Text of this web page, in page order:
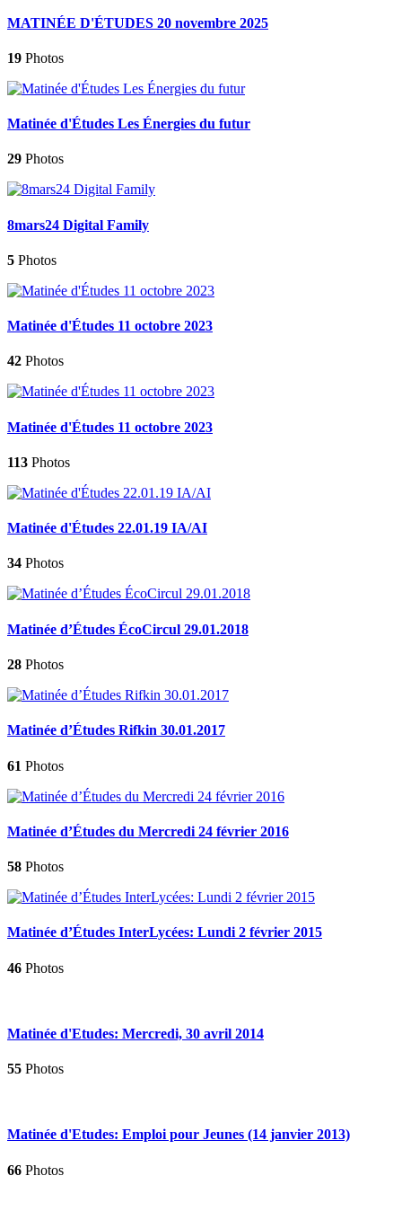
MATINÉE D'ÉTUDES 20 novembre 2025
19 Photos
Matinée d'Études Les Énergies du futur
29 Photos
8mars24 Digital Family
5 Photos
Matinée d'Études 11 octobre 2023
42 Photos
Matinée d'Études 11 octobre 2023
113 Photos
Matinée d'Études 22.01.19 IA/AI
34 Photos
Matinée d’Études ÉcoCircul 29.01.2018
28 Photos
Matinée d’Études Rifkin 30.01.2017
61 Photos
Matinée d’Études du Mercredi 24 février 2016
58 Photos
Matinée d’Études InterLycées: Lundi 2 février 2015
46 Photos
Matinée d'Etudes: Mercredi, 30 avril 2014
55 Photos
Matinée d'Etudes: Emploi pour Jeunes (14 janvier 2013)
66 Photos